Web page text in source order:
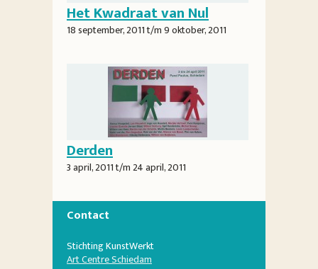
Het Kwadraat van Nul
18 september, 2011t/m9 oktober, 2011
Derden
3 april, 2011t/m24 april, 2011
Contact
Stichting KunstWerkt
Art Centre Schiedam